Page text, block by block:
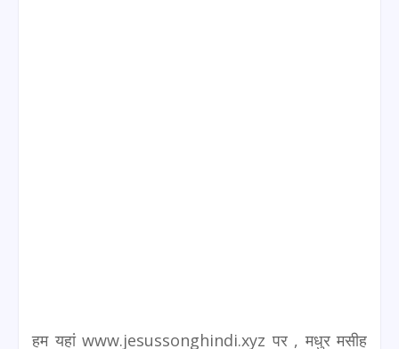
हम यहां www.jesussonghindi.xyz पर , मधुर मसीह